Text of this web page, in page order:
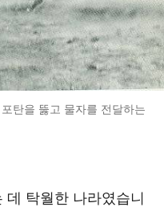
탄을 뚫고 물자를 전달하는
데 탁월한 나라였습니